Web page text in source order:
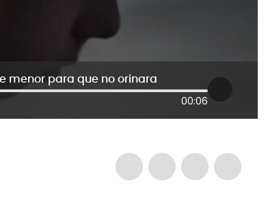
menor para que no orinara
00:06